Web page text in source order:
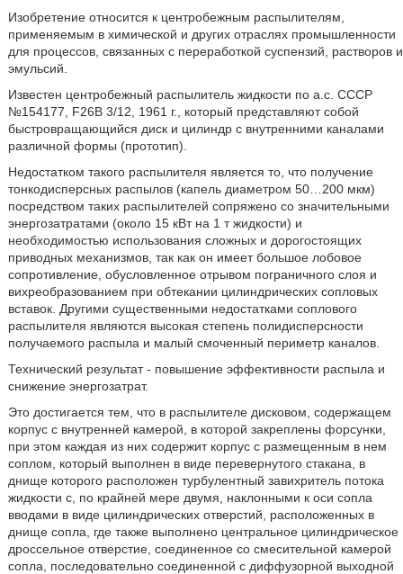
Изобретение относится к центробежным распылителям,
применяемым в химической и других отраслях промышленности
для процессов, связанных с переработкой суспензий, растворов и
эмульсий.
Известен центробежный распылитель жидкости по а.с. СССР
№154177, F26B 3/12, 1961 г., который представляют собой
быстровращающийся диск и цилиндр с внутренними каналами
различной формы (прототип).
Недостатком такого распылителя является то, что получение
тонкодисперсных распылов (капель диаметром 50…200 мкм)
посредством таких распылителей сопряжено со значительными
энергозатратами (около 15 кВт на 1 т жидкости) и
необходимостью использования сложных и дорогостоящих
приводных механизмов, так как он имеет большое лобовое
сопротивление, обусловленное отрывом пограничного слоя и
вихреобразованием при обтекании цилиндрических сопловых
вставок. Другими существенными недостатками соплового
распылителя являются высокая степень полидисперсности
получаемого распыла и малый смоченный периметр каналов.
Технический результат - повышение эффективности распыла и
снижение энергозатрат.
Это достигается тем, что в распылителе дисковом, содержащем
корпус с внутренней камерой, в которой закреплены форсунки,
при этом каждая из них содержит корпус с размещенным в нем
соплом, который выполнен в виде перевернутого стакана, в
днище которого расположен турбулентный завихритель потока
жидкости с, по крайней мере двумя, наклонными к оси сопла
вводами в виде цилиндрических отверстий, расположенных в
днище сопла, где также выполнено центральное цилиндрическое
дроссельное отверстие, соединенное со смесительной камерой
сопла, последовательно соединенной с диффузорной выходной